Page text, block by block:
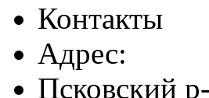
Контакты
Адрес:
Псковский